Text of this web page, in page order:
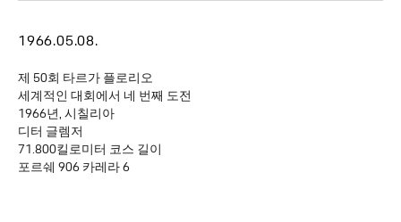
1966.05.08.
제 50회 타르가 플로리오
세계적인 대회에서 네 번째 도전
1966년, 시칠리아
디터 글렘저
71.800킬로미터 코스 길이
포르쉐 906 카레라 6